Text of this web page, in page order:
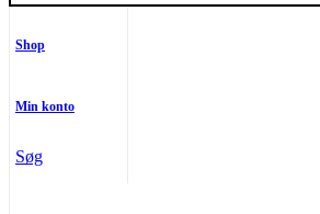
Shop
Min konto
Søg